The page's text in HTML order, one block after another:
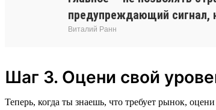
предупреждающий сигнал,
Виталий Ранн
Шаг 3. Оцени свой
Теперь, когда ты знаешь, что требует рынок,